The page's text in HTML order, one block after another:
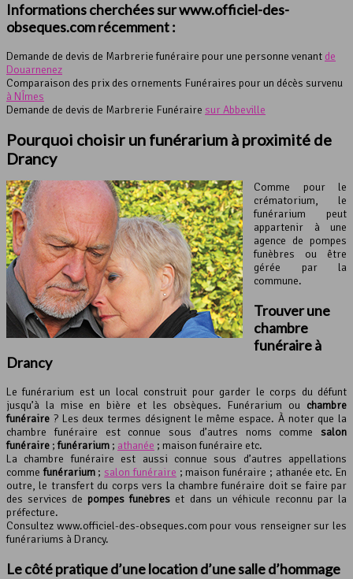
Informations cherchées sur www.officiel-des-
obseques.com récemment :
Demande de devis de Marbrerie funéraire pour une personne venant de
Douarnenez
Comparaison des prix des ornements Funéraires pour un décès survenu
à NÎmes
Demande de devis de Marbrerie Funéraire sur Abbeville
Pourquoi choisir un funérarium à proximité de
Drancy
Comme pour le
crématorium, le
funérarium peut
appartenir à une
agence de pompes
funèbres ou être
gérée par la
commune.
Trouver une
chambre
funéraire à
Drancy
Le funérarium est un local construit pour garder le corps du défunt
jusqu’à la mise en bière et les obsèques. Funérarium ou chambre
funéraire ? Les deux termes désignent le même espace. À noter que la
chambre funéraire est connue sous d’autres noms comme salon
funéraire ;funérarium ; athanée ; maison funéraire etc.
La chambre funéraire est aussi connue sous d’autres appellations
commefunérarium ; salon funéraire ; maison funéraire ; athanée etc. En
outre, le transfert du corps vers la chambre funéraire doit se faire par
des services de pompes funèbres et dans un véhicule reconnu par la
préfecture.
Consultez www.officiel-des-obseques.com pour vous renseigner sur les
funérariums à Drancy.
Le côté pratique d’une location d’unesalle d’hommage